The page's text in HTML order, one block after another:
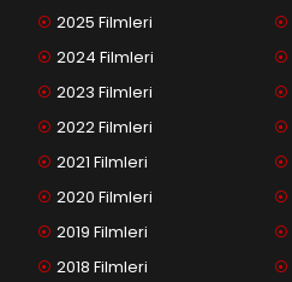
2025 Filmleri
2024 Filmleri
2023 Filmleri
2022 Filmleri
2021 Filmleri
2020 Filmleri
2019 Filmleri
2018 Filmleri